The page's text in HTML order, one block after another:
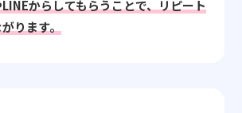
からしてもらうことで、リピート
ります。